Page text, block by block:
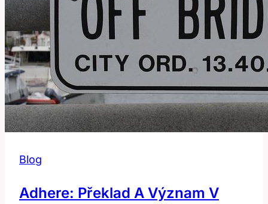
Blog
Adhere: Překlad A Význam V